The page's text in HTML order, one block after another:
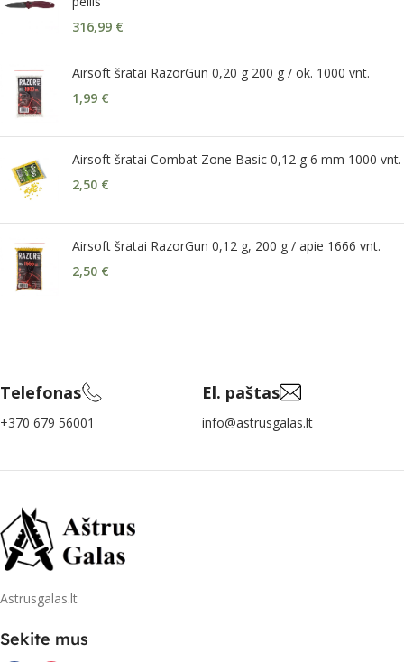
316,99 €
Airsoft šratai RazorGun 0,20 g 200 g / ok. 1000 vnt.
1,99 €
Airsoft šratai Combat Zone Basic 0,12 g 6 mm 1000 vnt.
2,50 €
Airsoft šratai RazorGun 0,12 g, 200 g / apie 1666 vnt.
2,50 €
Telefonas
+370 679 56001
El. paštas
info@astrusgalas.lt
Astrusgalas.lt
Sekite mus